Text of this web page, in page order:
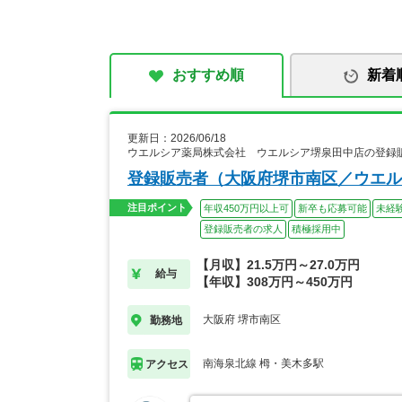
おすすめ順 新着
更新日：2026/06/18
ウエルシア薬局株式会社 ウエルシア堺泉田中店の登録
登録販売者（大阪府堺市南区／ウエ
注目ポイント 年収450万円以上可 新卒も応募可能
未経
登録販売者の求人
積極採用中
給与
【月収】21.5万円～27.0万円
【年収】308万円～450万円
勤務地 大阪府 堺市南区
アクセス 南海泉北線 栂・美木多駅